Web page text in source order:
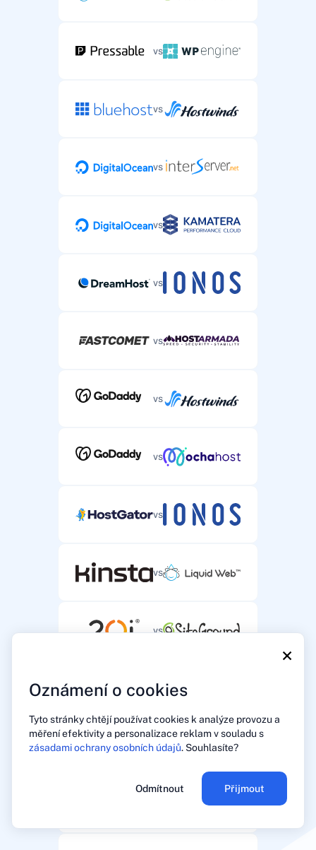
×
Oznámení o cookies
Tyto stránky chtějí používat cookies k analýze provozu a
měření efektivity a personalizace reklam v souladu s
zásadami ochrany osobních údajů. Souhlasíte?
Odmítnout Přijmout
vs
vs
vs
vs
vs
vs
vs
vs
vs
vs
vs
vs
vs